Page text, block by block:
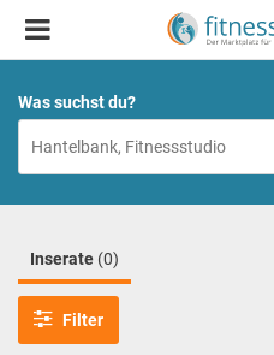
Was suchst du?
Inserate (0)
Filter